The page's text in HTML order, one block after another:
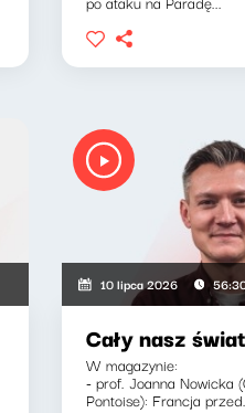
10 lipca 2026
Cały nasz
W magazynie:
- prof. Joanna Nowicka
Pontoise): Francja